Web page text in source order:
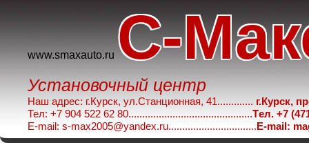
www.smaxauto.ru C-
Установочный центр
Наш адрес: г.Курск, ул.Станционная, 41............. г.Курск,
Тел: +7 904 522 62 80.............................................Tел. +7
E-mail: s-max2005@yandex.ru................................E-mail: